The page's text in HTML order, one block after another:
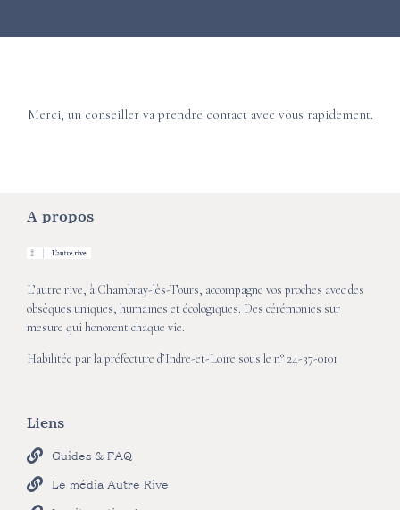
Merci, un conseiller va prendre contact avec vous rapidement.
A propos
L’autre rive, à Chambray-lès-Tours, accompagne vos proches avec des
obsèques uniques, humaines et écologiques. Des cérémonies sur
mesure qui honorent chaque vie.
Habilitée par la préfecture d’Indre-et-Loire sous le n° 24-37-0101
Liens
Guides & FAQ
Le média Autre Rive